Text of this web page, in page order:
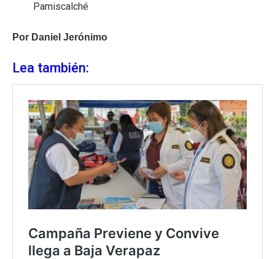
Pamiscalché
Por Daniel Jerónimo
Lea también: